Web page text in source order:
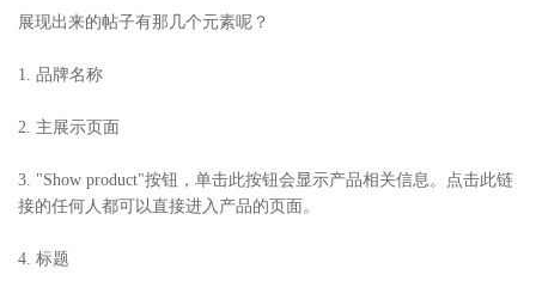
展现出来的帖子有那几个元素呢？
1. 品牌名称
2. 主展示页面
3. "Show product"按钮，单击此按钮会显示产品相关信息。点击此链
接的任何人都可以直接进入产品的页面。
4. 标题